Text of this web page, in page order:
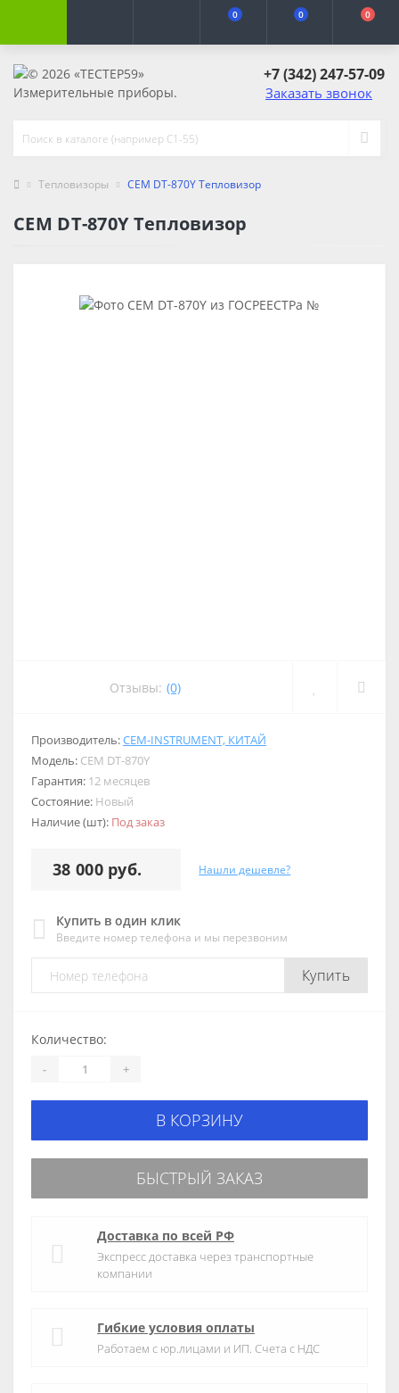
0 0 0
+7 (342) 247-57-09
Заказать звонок
Тепловизоры CEM DT-870Y Тепловизор
CEM DT-870Y Тепловизор
Отзывы: (0)
Производитель:CEM-INSTRUMENT, КИТАЙ
Модель: CEM DT-870Y
Гарантия: 12 месяцев
Состояние: Новый
Наличие (шт): Под заказ
38 000 руб. Нашли дешевле?
Купить в один клик
Введите номер телефона и мы перезвоним
Купить
Количество:
- +
В КОРЗИНУ
БЫСТРЫЙ ЗАКАЗ
Доставка по всей РФ
Экспресс доставка через транспортные
компании
Гибкие условия оплаты
Работаем с юр.лицами и ИП. Счета с НДС